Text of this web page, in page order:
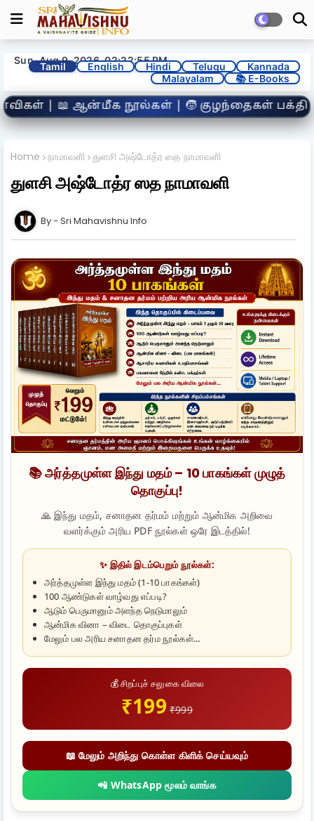
Sun, Aug 9, 2026, 02:22:57 PM
Tamil English Hindi Telugu
Kannada
Malayalam
📚 E-Books
பக்தி பகுதி | 🛕 தரிசன
Home நாமாவளி துளசி அஷ்டோத்ர ஸத நாமாவளி
துளசி அஷ்டோத்ர ஸத நாமாவளி
Sri Mahavishnu Info
📚 அர்த்தமுள்ள இந்து மதம் – 10 பாகங்கள் முழுத்
தொகுப்பு!
🙏 இந்து மதம், சனாதன தர்மம் மற்றும் ஆன்மிக அறிவை
வளர்க்கும் அரிய PDF நூல்கள் ஒரே இடத்தில்!
✨ இதில் இடம்பெறும் நூல்கள்:
அர்த்தமுள்ள இந்து மதம் (1-10 பாகங்கள்)
100 ஆண்டுகள் வாழ்வது எப்படி?
ஆடும் பெருமானும் அளந்த நெடுமாலும்
ஆன்மிக வினா – விடை தொகுப்புகள்
மேலும் பல அரிய சனாதன தர்ம நூல்கள்...
💰 சிறப்புச் சலுகை விலை
₹199 ₹999
📖 மேலும் அறிந்து கொள்ள கிளிக் செய்யவும்
📲 WhatsApp மூலம் வாங்க